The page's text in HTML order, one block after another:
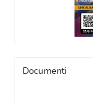
Documenti